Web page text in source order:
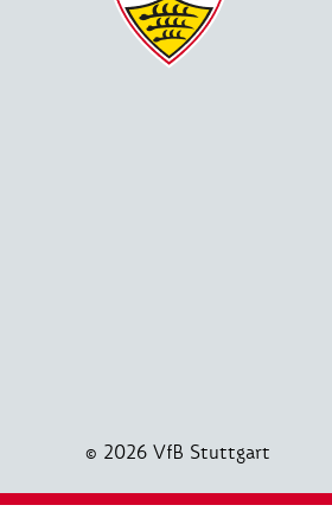
© 2026 VfB Stuttgart